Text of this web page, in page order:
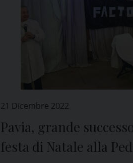
21 Dicembre 2022
Pavia, grande
festa di Natale alla